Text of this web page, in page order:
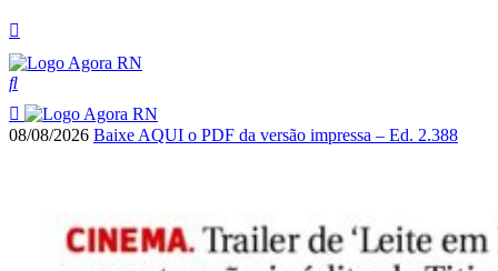
08/08/2026 Baixe AQUI o PDF da versão impressa – Ed. 2.388